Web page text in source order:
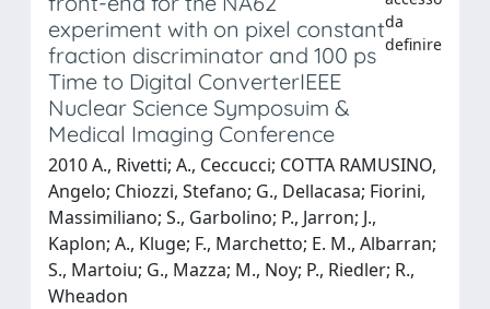
experiment with on pixel constant
fraction discriminator and 100 ps
Time to Digital ConverterIEEE
Nuclear Science Symposuim &
Medical Imaging Conference
da
definire
2010 A., Rivetti; A., Ceccucci; COTTA RAMUSINO,
Angelo; Chiozzi, Stefano; G., Dellacasa; Fiorini,
Massimiliano; S., Garbolino; P., Jarron; J.,
Kaplon; A., Kluge; F., Marchetto; E. M., Albarran;
S., Martoiu; G., Mazza; M., Noy; P., Riedler; R.,
Wheadon